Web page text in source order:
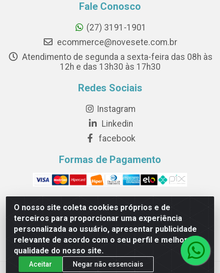
O nosso site coleta cookies próprios e de
terceiros para proporcionar uma experiência
personalizada ao usuário, apresentar publicidade
relevante de acordo com o seu perfil e melhorar a
qualidade do nosso site.
Aceitar Negar não essenciais
Fale Conosco
(27) 3191-1901
ecommerce@novesete.com.br
Atendimento de segunda a sexta-feira das 08h às
12h e das 13h30 às 17h30
Redes Sociais
Instagram
Linkedin
facebook
Formas de Pagamento
Novesete Distribuidora LTDA - Avenida Setecentos, S/N,
Terminal Intermodal da Serra, Serra/ES - CEP 29161-414 -
CNPJ 29.479.604/0001-44